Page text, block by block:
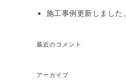
施工事例更新しました。
最近のコメント
アーカイブ